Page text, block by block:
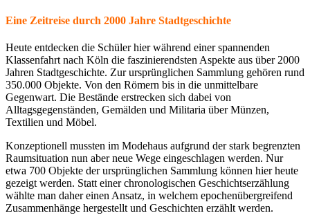
Eine Zeitreise durch 2000 Jahre Stadtgeschichte
Heute entdecken die Schüler hier während einer spannenden
Klassenfahrt nach Köln die faszinierendsten Aspekte aus über 2000
Jahren Stadtgeschichte. Zur ursprünglichen Sammlung gehören rund
350.000 Objekte. Von den Römern bis in die unmittelbare
Gegenwart. Die Bestände erstrecken sich dabei von
Alltagsgegenständen, Gemälden und Militaria über Münzen,
Textilien und Möbel.
Konzeptionell mussten im Modehaus aufgrund der stark begrenzten
Raumsituation nun aber neue Wege eingeschlagen werden. Nur
etwa 700 Objekte der ursprünglichen Sammlung können hier heute
gezeigt werden. Statt einer chronologischen Geschichtserzählung
wählte man daher einen Ansatz, in welchem epochenübergreifend
Zusammenhänge hergestellt und Geschichten erzählt werden.